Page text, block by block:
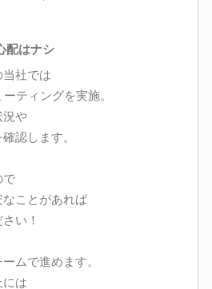
はナシ
当社では
ティングを実施。
況や
認します。
で
ことがあれば
い！
ムで進めます。
には